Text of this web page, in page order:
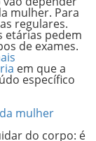
mulher. Para
regulares.
etárias pedem
de exames.
em que a
específico
mulher
do corpo: é